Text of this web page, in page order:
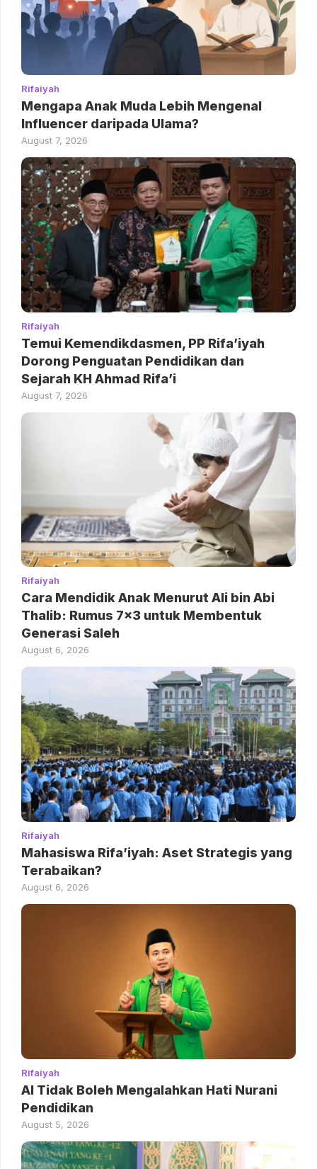
Rifaiyah
Mengapa Anak Muda Lebih Mengenal
Influencer daripada Ulama?
August 7, 2026
Rifaiyah
Temui Kemendikdasmen, PP Rifa’iyah
Dorong Penguatan Pendidikan dan
Sejarah KH Ahmad Rifa’i
August 7, 2026
Rifaiyah
Cara Mendidik Anak Menurut Ali bin Abi
Thalib: Rumus 7×3 untuk Membentuk
Generasi Saleh
August 6, 2026
Rifaiyah
Mahasiswa Rifa’iyah: Aset Strategis yang
Terabaikan?
August 6, 2026
Rifaiyah
AI Tidak Boleh Mengalahkan Hati Nurani
Pendidikan
August 5, 2026